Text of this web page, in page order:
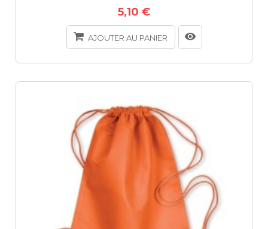
5,10 €
AJOUTER AU PANIER